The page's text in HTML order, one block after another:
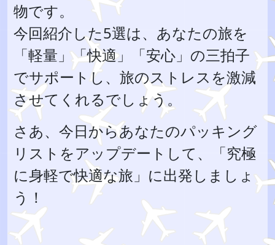
物です。
今回紹介した5選は、あなたの旅を
「軽量」「快適」「安心」の三拍子
でサポートし、旅のストレスを激減
させてくれるでしょう。
さあ、今日からあなたのパッキング
リストをアップデートして、「究極
に身軽で快適な旅」に出発しましょ
う！